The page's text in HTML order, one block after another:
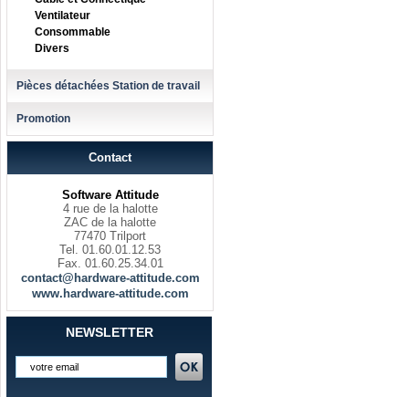
Ventilateur
Consommable
Divers
Pièces détachées Station de travail
Promotion
Contact
Software Attitude
4 rue de la halotte
ZAC de la halotte
77470 Trilport
Tel. 01.60.01.12.53
Fax. 01.60.25.34.01
contact@hardware-attitude.com
www.hardware-attitude.com
NEWSLETTER